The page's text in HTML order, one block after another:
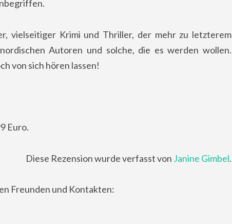
vielseitiger Krimi und Thriller, der mehr zu letzterem
Autoren und solche, die es werden wollen.
von sich hören lassen!
Euro.
Diese Rezension wurde verfasst von Janine Gimbel.
Freunden und Kontakten: